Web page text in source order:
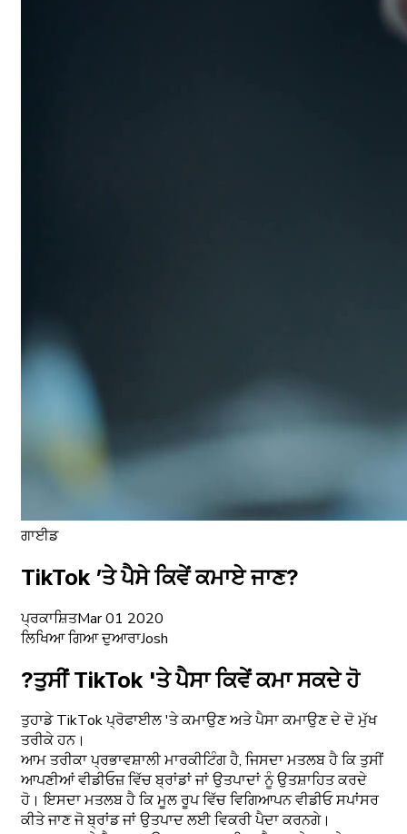
ਗਾਈਡ
TikTok ’ਤੇ ਪੈਸੇ ਕਿਵੇਂ ਕਮਾਏ ਜਾਣ?
ਪ੍ਰਕਾਸ਼ਿਤMar 01 2020
ਲਿਖਿਆ ਗਿਆ ਦੁਆਰਾJosh
?ਤੁਸੀਂ TikTok 'ਤੇ ਪੈਸਾ ਕਿਵੇਂ ਕਮਾ ਸਕਦੇ ਹੋ
ਤੁਹਾਡੇ TikTok ਪ੍ਰੋਫਾਈਲ 'ਤੇ ਕਮਾਉਣ ਅਤੇ ਪੈਸਾ ਕਮਾਉਣ ਦੇ ਦੋ ਮੁੱਖ
ਤਰੀਕੇ ਹਨ।
ਆਮ ਤਰੀਕਾ ਪ੍ਰਭਾਵਸ਼ਾਲੀ ਮਾਰਕੀਟਿੰਗ ਹੈ, ਜਿਸਦਾ ਮਤਲਬ ਹੈ ਕਿ ਤੁਸੀਂ
ਆਪਣੀਆਂ ਵੀਡੀਓਜ਼ ਵਿੱਚ ਬ੍ਰਾਂਡਾਂ ਜਾਂ ਉਤਪਾਦਾਂ ਨੂੰ ਉਤਸ਼ਾਹਿਤ ਕਰਦੇ
ਹੋ। ਇਸਦਾ ਮਤਲਬ ਹੈ ਕਿ ਮੂਲ ਰੂਪ ਵਿੱਚ ਵਿਗਿਆਪਨ ਵੀਡੀਓ ਸਪਾਂਸਰ
ਕੀਤੇ ਜਾਣ ਜੋ ਬ੍ਰਾਂਡ ਜਾਂ ਉਤਪਾਦ ਲਈ ਵਿਕਰੀ ਪੈਦਾ ਕਰਨਗੇ।